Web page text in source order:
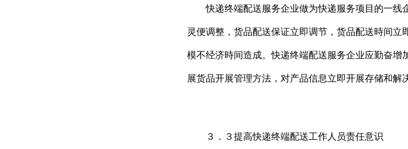
快递终端配送服务企业做为快递服务项目的一线
灵便调整，货品配送保证立即调节，货品配送時间
模不经济時间造成。快递终端配送服务企业应勤奋
展货品开展管理方法，对产品信息立即开展存储和解
３．３提高快递终端配送工作人员责任意识